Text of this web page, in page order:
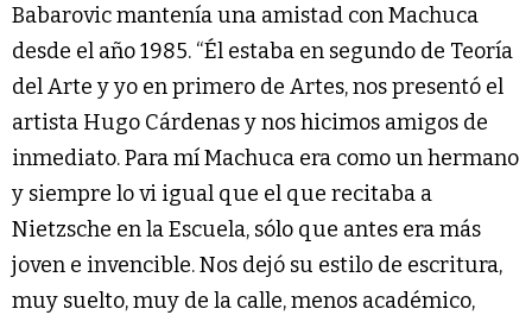
Babarovic mantenía una amistad con Machuca
desde el año 1985. “Él estaba en segundo de Teoría
del Arte y yo en primero de Artes, nos presentó el
artista Hugo Cárdenas y nos hicimos amigos de
inmediato. Para mí Machuca era como un hermano
y siempre lo vi igual que el que recitaba a
Nietzsche en la Escuela, sólo que antes era más
joven e invencible. Nos dejó su estilo de escritura,
muy suelto, muy de la calle, menos académico,